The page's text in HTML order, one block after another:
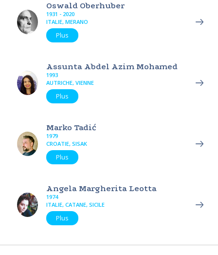
Oswald Oberhuber
1931 - 2020
ITALIE, MERANO
Plus
Assunta Abdel Azim Mohamed
1993
AUTRICHE, VIENNE
Plus
Marko Tadić
1979
CROATIE, SISAK
Plus
Angela Margherita Leotta
1974
ITALIE, CATANE, SICILE
Plus